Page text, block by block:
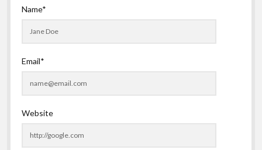
Name*
Email*
Website